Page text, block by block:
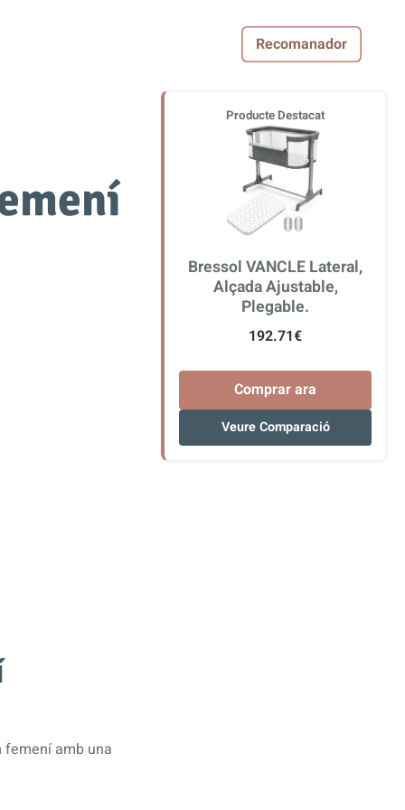
Recomanador
femení amb una
Producte Destacat
Bressol VANCLE Lateral,
Alçada Ajustable,
Plegable.
192.71€
Comprar ara
Veure Comparació